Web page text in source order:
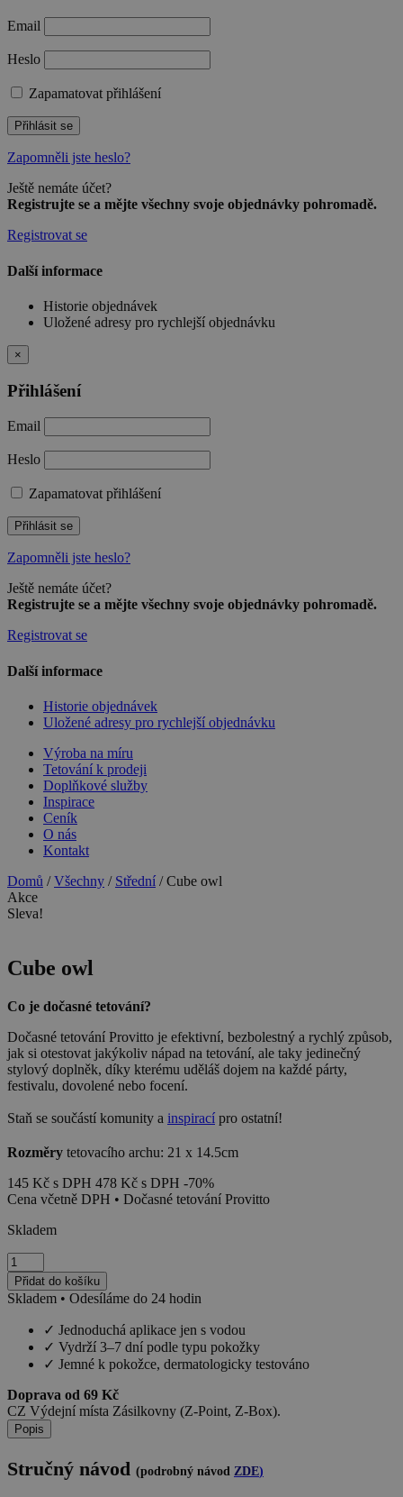
Email
Heslo
Zapamatovat přihlášení
Přihlásit se
Zapomněli jste heslo?
Ještě nemáte účet?
Registrujte se a mějte všechny svoje objednávky pohromadě.
Registrovat se
Další informace
Historie objednávek
Uložené adresy pro rychlejší objednávku
×
Přihlášení
Email
Heslo
Zapamatovat přihlášení
Přihlásit se
Zapomněli jste heslo?
Ještě nemáte účet?
Registrujte se a mějte všechny svoje objednávky pohromadě.
Registrovat se
Další informace
Historie objednávek
Uložené adresy pro rychlejší objednávku
Výroba na míru
Tetování k prodeji
Doplňkové služby
Inspirace
Ceník
O nás
Kontakt
Domů /Všechny / Střední / Cube owl
Akce
Sleva!
Cube owl
Co je dočasné tetování?
Dočasné tetování Provitto je efektivní, bezbolestný a rychlý způsob,
jak si otestovat jakýkoliv nápad na tetování, ale taky jedinečný
stylový doplněk, díky kterému uděláš dojem na každé párty,
festivalu, dovolené nebo focení.
Staň se součástí komunity a inspirací pro ostatní!
Rozměry tetovacího archu: 21 x 14.5cm
145 Kč s DPH 478 Kč s DPH -70%
Cena včetně DPH • Dočasné tetování Provitto
Skladem
Cube
owl
množství
Přidat do košíku
Skladem • Odesíláme do 24 hodin
✓ Jednoduchá aplikace jen s vodou
✓ Vydrží 3–7 dní podle typu pokožky
✓ Jemné k pokožce, dermatologicky testováno
Doprava od 69 Kč
CZ Výdejní místa Zásilkovny (Z-Point, Z-Box).
Popis
Stručný návod (podrobný návod ZDE)